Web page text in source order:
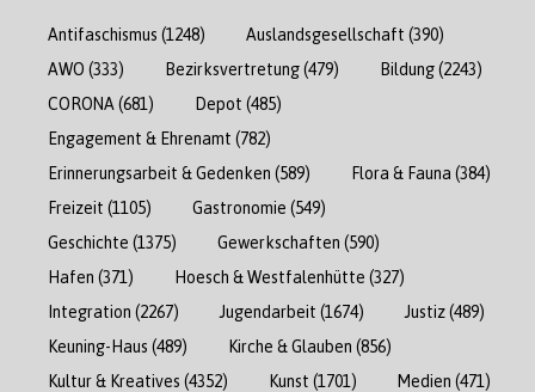
Antifaschismus (1248) Auslandsgesellschaft (390)
AWO (333) Bezirksvertretung(479) Bildung(2243)
CORONA (681) Depot (485)
Engagement & Ehrenamt (782)
Erinnerungsarbeit & Gedenken (589) Flora & Fauna (384)
Freizeit (1105) Gastronomie (549)
Geschichte (1375) Gewerkschaften (590)
Hafen (371) Hoesch & Westfalenhütte (327)
Integration (2267) Jugendarbeit (1674) Justiz(489)
Keuning-Haus (489) Kirche & Glauben (856)
Kultur & Kreatives (4352) Kunst (1701) Medien (471)